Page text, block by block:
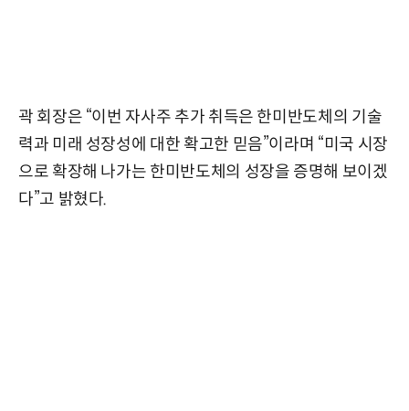
곽 회장은 “이번 자사주 추가 취득은 한미반도체의 기술
력과 미래 성장성에 대한 확고한 믿음”이라며 “미국 시장
으로 확장해 나가는 한미반도체의 성장을 증명해 보이겠
다”고 밝혔다.